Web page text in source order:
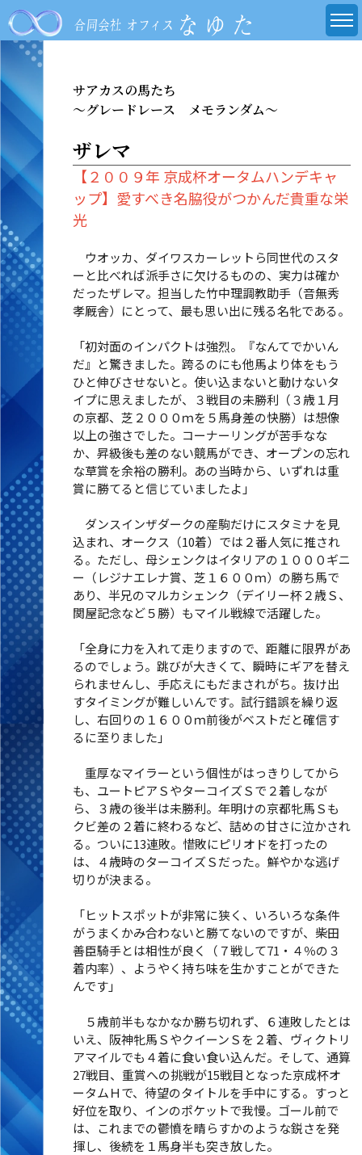
サアカスの馬たち
～グレードレース メモランダム～
ザレマ
【２００９年 京成杯オータムハンデキャ
ップ】愛すべき名脇役がつかんだ貴重な栄
光
ウオッカ、ダイワスカーレットら同世代のスタ
ーと比べれば派手さに欠けるものの、実力は確か
だったザレマ。担当した竹中理調教助手（音無秀
孝厩舎）にとって、最も思い出に残る名牝である。
「初対面のインパクトは強烈。『なんてでかいん
だ』と驚きました。跨るのにも他馬より体をもう
ひと伸びさせないと。使い込まないと動けないタ
イプに思えましたが、３戦目の未勝利（３歳１月
の京都、芝２０００ｍを５馬身差の快勝）は想像
以上の強さでした。コーナーリングが苦手なな
か、昇級後も差のない競馬ができ、オープンの忘れ
な草賞を余裕の勝利。あの当時から、いずれは重
賞に勝てると信じていましたよ」
ダンスインザダークの産駒だけにスタミナを見
込まれ、オークス（10着）では２番人気に推され
る。ただし、母シェンクはイタリアの１０００ギニ
ー（レジナエレナ賞、芝１６００ｍ）の勝ち馬で
あり、半兄のマルカシェンク（デイリー杯２歳Ｓ、
関屋記念など５勝）もマイル戦線で活躍した。
「全身に力を入れて走りますので、距離に限界があ
るのでしょう。跳びが大きくて、瞬時にギアを替え
られませんし、手応えにもだまされがち。抜け出
すタイミングが難しいんです。試行錯誤を繰り返
し、右回りの１６００ｍ前後がベストだと確信す
るに至りました」
重厚なマイラーという個性がはっきりしてから
も、ユートピアＳやターコイズＳで２着しなが
ら、３歳の後半は未勝利。年明けの京都牝馬Ｓも
クビ差の２着に終わるなど、詰めの甘さに泣かされ
る。ついに13連敗。惜敗にピリオドを打ったの
は、４歳時のターコイズＳだった。鮮やかな逃げ
切りが決まる。
「ヒットスポットが非常に狭く、いろいろな条件
がうまくかみ合わないと勝てないのですが、柴田
善臣騎手とは相性が良く（７戦して71・４％の３
着内率）、ようやく持ち味を生かすことができた
んです」
５歳前半もなかなか勝ち切れず、６連敗したとは
いえ、阪神牝馬ＳやクイーンＳを２着、ヴィクトリ
アマイルでも４着に食い食い込んだ。そして、通算
27戦目、重賞への挑戦が15戦目となった京成杯オ
ータムＨで、待望のタイトルを手中にする。すっと
好位を取り、インのポケットで我慢。ゴール前で
は、これまでの鬱憤を晴らすかのような鋭さを発
揮し、後続を１馬身半も突き放した。